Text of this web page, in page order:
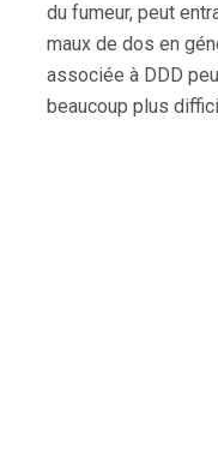
du fumeur, peut
maux de dos en
associée à DDD
beaucoup plus